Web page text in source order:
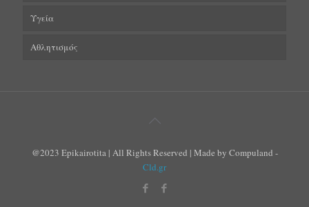
Υγεία
Αθλητισμός
@2023 Epikairotita | All Rights Reserved | Made by Compuland -
Cld.gr